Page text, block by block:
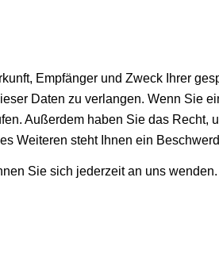
Empfänger und Zweck Ihrer
Daten zu verlangen. Wenn Sie
Außerdem haben Sie das Recht,
Weiteren steht Ihnen ein
Sie sich jederzeit an uns wenden.